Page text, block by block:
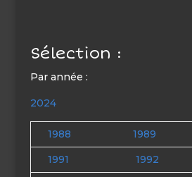
Sélection :
Par année :
2024
1988 1989
1991
1992